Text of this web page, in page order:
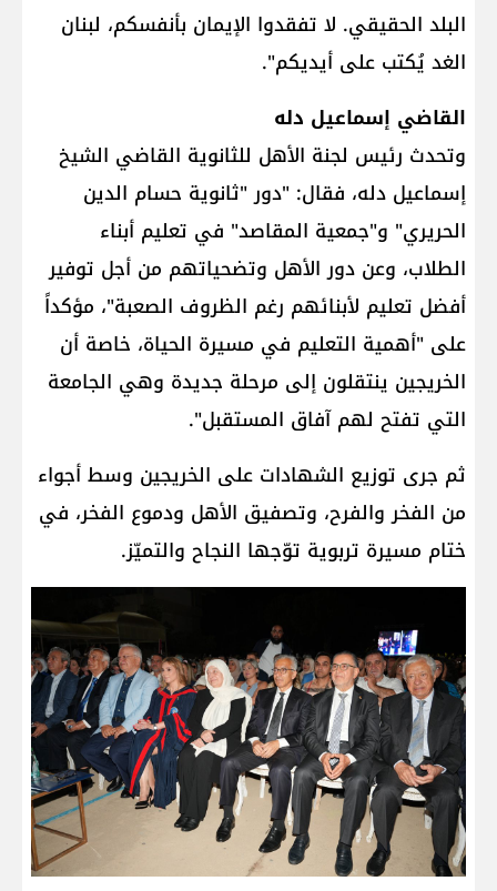
البلد الحقيقي. لا تفقدوا الإيمان بأنفسكم، لبنان
الغد يُكتب على أيديكم".
القاضي إسماعيل دله
وتحدث رئيس لجنة الأهل للثانوية القاضي الشيخ
إسماعيل دله، فقال: "دور "ثانوية حسام الدين
الحريري" و"جمعية المقاصد" في تعليم أبناء
الطلاب، وعن دور الأهل وتضحياتهم من أجل توفير
أفضل تعليم لأبنائهم رغم الظروف الصعبة"، مؤكداً
على "أهمية التعليم في مسيرة الحياة، خاصة أن
الخريجين ينتقلون إلى مرحلة جديدة وهي الجامعة
التي تفتح لهم آفاق المستقبل".
ثم جرى توزيع الشهادات على الخريجين وسط أجواء
من الفخر والفرح، وتصفيق الأهل ودموع الفخر، في
ختام مسيرة تربوية توّجها النجاح والتميّز.